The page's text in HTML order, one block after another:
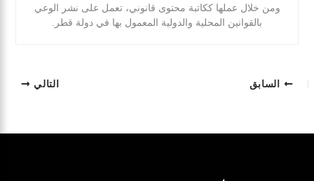
ومن خلال عملها ككاتبة محتوى قانوني، تعمل على نشر الوعي
بالقوانين المحلية والدولية المعمول بها في دولة قطر.
السابق التالي